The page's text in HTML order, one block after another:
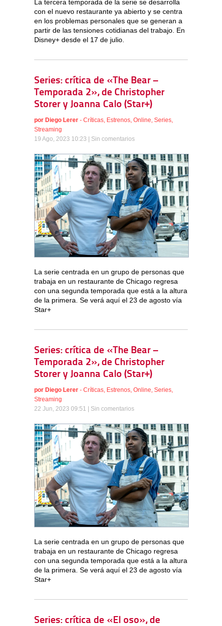
La tercera temporada de la serie se desarrolla
con el nuevo restaurante ya abierto y se centra
en los problemas personales que se generan a
partir de las tensiones cotidianas del trabajo. En
Disney+ desde el 17 de julio.
Series: crítica de «The Bear –
Temporada 2», de Christopher
Storer y Joanna Calo (Star+)
por Diego Lerer - Críticas Estrenos Online Series
Streaming
19 Ago, 2023 10:23 | Sin comentarios
La serie centrada en un grupo de personas que
trabaja en un restaurante de Chicago regresa
con una segunda temporada que está a la altura
de la primera. Se verá aquí el 23 de agosto vía
Star+
Series: crítica de «The Bear –
Temporada 2», de Christopher
Storer y Joanna Calo (Star+)
por Diego Lerer - Críticas Estrenos Online Series
Streaming
22 Jun, 2023 09:51 | Sin comentarios
La serie centrada en un grupo de personas que
trabaja en un restaurante de Chicago regresa
con una segunda temporada que está a la altura
de la primera. Se verá aquí el 23 de agosto vía
Star+
Series: crítica de «El oso», de